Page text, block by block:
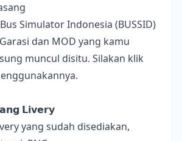
Simulator Indonesia (BUSSID)
dan MOD yang kamu
muncul disitu. Silakan klik
𝗟𝗶𝘃𝗲𝗿𝘆
yang sudah disediakan,